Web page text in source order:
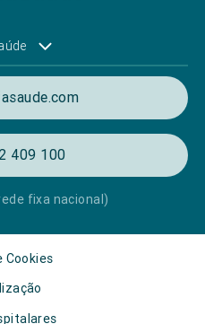
409 100
fixa nacional)
Cookies